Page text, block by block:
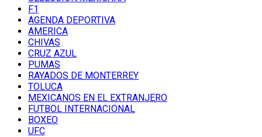
F1
AGENDA DEPORTIVA
AMERICA
CHIVAS
CRUZ AZUL
PUMAS
RAYADOS DE MONTERREY
TOLUCA
MEXICANOS EN EL EXTRANJERO
FUTBOL INTERNACIONAL
BOXEO
UFC